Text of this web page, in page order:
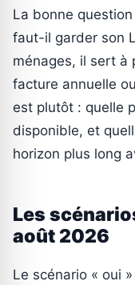
La bonne
faut-il garder son
ménages, il sert à
facture annuelle
est plutôt : quelle
disponible, et
horizon plus long
Les
août 2026
Le scénario « oui